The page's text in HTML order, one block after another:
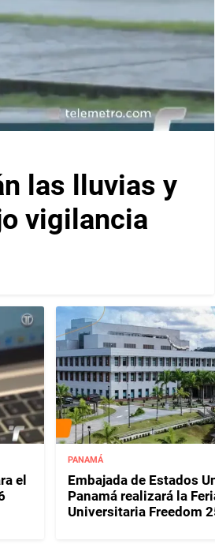
las lluvias y
vigilancia
el
PANAMÁ
Embajada de Estados
Panamá realizará la
Universitaria Freedom